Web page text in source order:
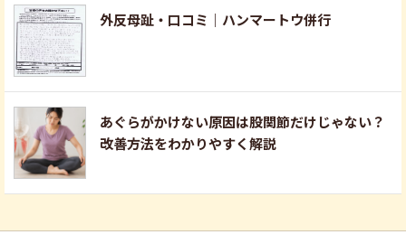
外反母趾・口コミ｜ハンマートウ併行
あぐらがかけない原因は股関節だけじゃない？
改善方法をわかりやすく解説